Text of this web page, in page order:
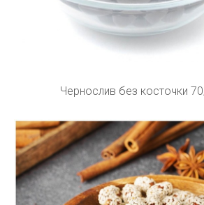
Чернослив без косточки